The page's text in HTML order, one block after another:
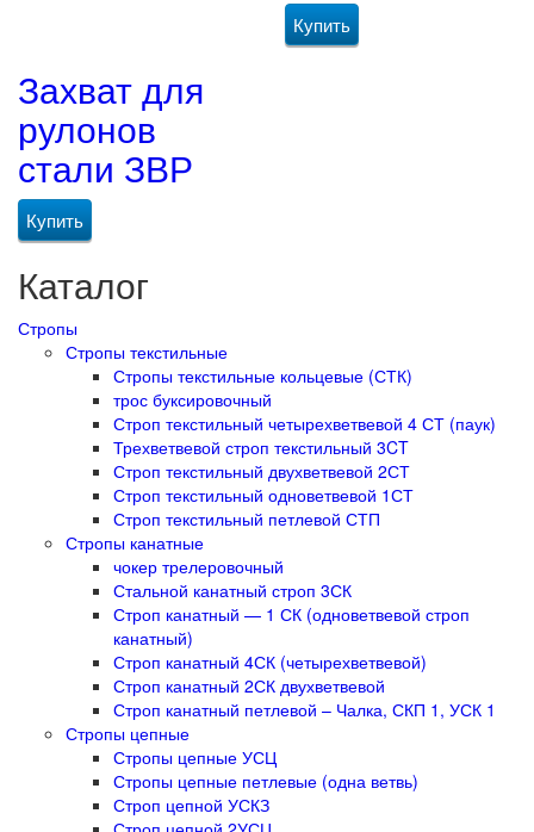
Купить
Захват для
рулонов
стали ЗВР
Купить
Каталог
Стропы
Стропы текстильные
Стропы текстильные кольцевые (СТК)
трос буксировочный
Строп текстильный четырехветвевой 4 СТ (паук)
Трехветвевой строп текстильный 3CT
Строп текстильный двухветвевой 2СТ
Строп текстильный одноветвевой 1СТ
Строп текстильный петлевой СТП
Стропы канатные
чокер трелеровочный
Стальной канатный строп 3СК
Строп канатный — 1 СК (одноветвевой строп
канатный)
Строп канатный 4СК (четырехветвевой)
Строп канатный 2СК двухветвевой
Строп канатный петлевой – Чалка, СКП 1, УСК 1
Стропы цепные
Стропы цепные УСЦ
Стропы цепные петлевые (одна ветвь)
Строп цепной УСКЗ